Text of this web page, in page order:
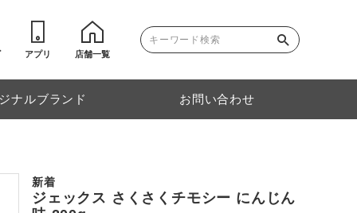
アプリ 店舗一覧
ナルブランド お問い合わせ
新着
ジェックス さくさくチモシー にんじん